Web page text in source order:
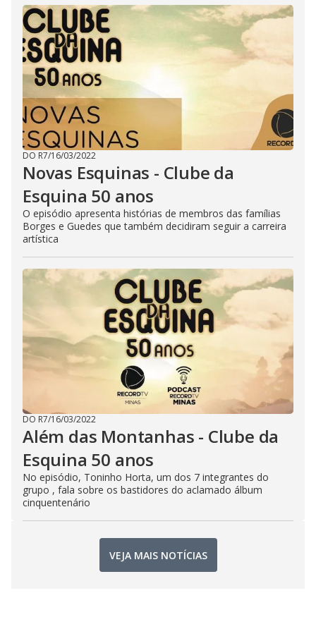
DO R7/16/03/2022
Novas Esquinas - Clube da
Esquina 50 anos
O episódio apresenta histórias de membros das famílias
Borges e Guedes que também decidiram seguir a carreira
artística
DO R7/16/03/2022
Além das Montanhas - Clube da
Esquina 50 anos
No episódio, Toninho Horta, um dos 7 integrantes do
grupo , fala sobre os bastidores do aclamado álbum
cinquentenário
VEJA MAIS NOTÍCIAS